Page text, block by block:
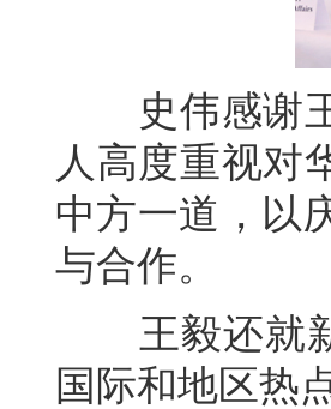
史伟感谢王
人高度重视对
中方一道，以
与合作。
王毅还就新
国际和地区热